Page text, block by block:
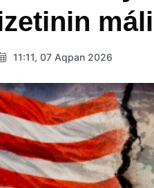
11:11, 07 Aqpan 2026